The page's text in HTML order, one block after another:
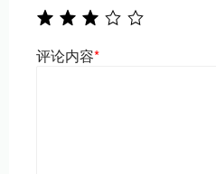
评论内容*